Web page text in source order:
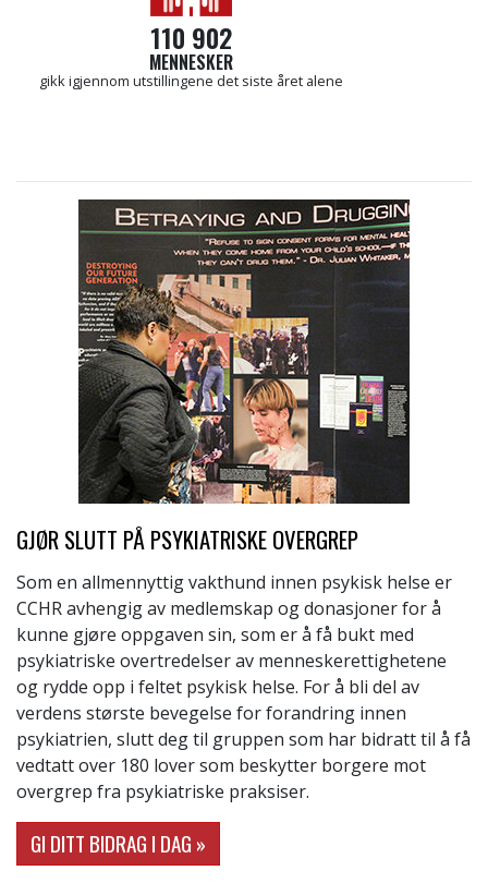
110 902
MENNESKER
gikk igjennom utstillingene det siste året alene
GJØR SLUTT PÅ PSYKIATRISKE OVERGREP
Som en allmennyttig vakthund innen psykisk helse er
CCHR avhengig av medlemskap og donasjoner for å
kunne gjøre oppgaven sin, som er å få bukt med
psykiatriske overtredelser av menneskerettighetene
og rydde opp i feltet psykisk helse. For å bli del av
verdens største bevegelse for forandring innen
psykiatrien, slutt deg til gruppen som har bidratt til å få
vedtatt over 180 lover som beskytter borgere mot
overgrep fra psykiatriske praksiser.
GI DITT BIDRAG I DAG »